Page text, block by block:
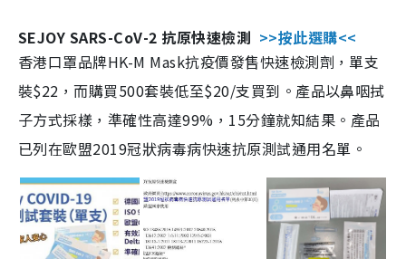
SEJOY SARS-CoV-2 抗原快速檢測 >>按此選購<<
香港口罩品牌HK-M Mask抗疫價發售快速檢測劑，單支
裝$22，而購買500套裝低至$20/支買到。產品以鼻咽拭
子方式採樣，準確性高達99%，15分鐘就知結果。產品
已列在歐盟2019冠狀病毒病快速抗原測試通用名單。